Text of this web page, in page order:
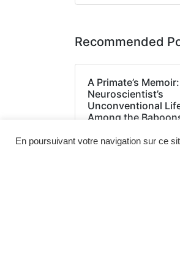
Recommended
A Primate’s
Neuroscientist’s
Unconventional
Among the
En poursuivant votre navigation sur ce